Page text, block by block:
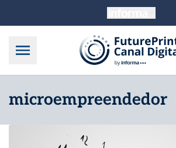
microempreendedor